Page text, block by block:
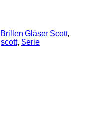
Brillen Gläser Scott,
scott, Serie